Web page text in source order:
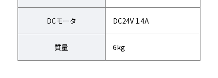
DCモータ DC24V 1.4A
質量 6kg